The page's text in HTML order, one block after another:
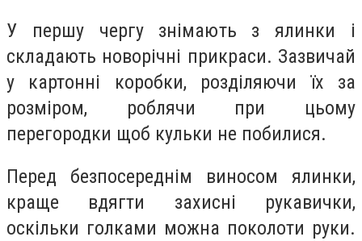
У першу чергу знімають з ялинки і
складають новорічні прикраси. Зазвичай
у картонні коробки, розділяючи їх за
розміром, роблячи при цьому
перегородки щоб кульки не побилися.
Перед безпосереднім виносом ялинки,
краще вдягти захисні рукавички,
оскільки голками можна поколоти руки.